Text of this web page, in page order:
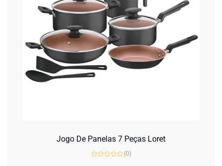
Jogo De Panelas 7 Peças Loret
(0)